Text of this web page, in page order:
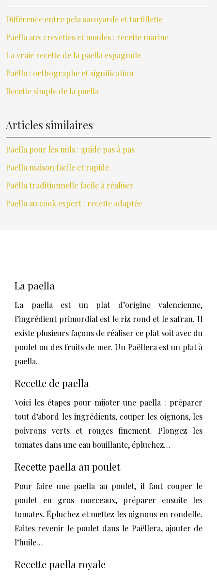
Différence entre pela savoyarde et tartiflette
Paella aux crevettes et moules : recette marine
La vraie recette de la paella espagnole
Paëlla : orthographe et signification
Recette simple de la paella
Articles similaires
Paella pour les nuls : guide pas à pas
Paella maison facile et rapide
Paëlla traditionnelle facile à réaliser
Paella au cook expert : recette adaptée
La paella
La paella est un plat d’origine valencienne,
l’ingrédient primordial est le riz rond et le safran. Il
existe plusieurs façons de réaliser ce plat soit avec du
poulet ou des fruits de mer. Un Paëllera est un plat à
paella.
Recette de paella
Voici les étapes pour mijoter une paella : préparer
tout d’abord les ingrédients, couper les oignons, les
poivrons verts et rouges finement. Plongez les
tomates dans une eau bouillante, épluchez…
Recette paella au poulet
Pour faire une paella au poulet, il faut couper le
poulet en gros morceaux, préparer ensuite les
tomates. Épluchez et mettez les oignons en rondelle.
Faites revenir le poulet dans le Paëllera, ajouter de
l’huile…
Recette paella royale